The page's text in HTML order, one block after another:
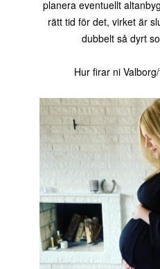
planera eventuellt
rätt tid för det, virket är
dubbelt så dyrt
Hur firar ni